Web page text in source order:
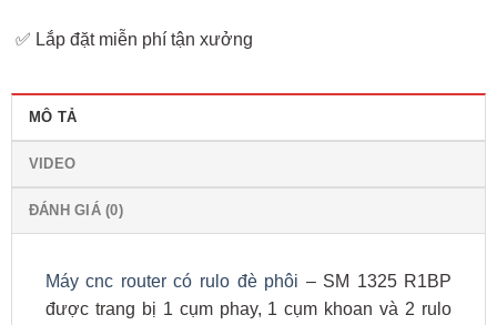
✅ Lắp đặt miễn phí tận xưởng
MÔ TẢ
VIDEO
ĐÁNH GIÁ (0)
Máy cnc router có rulo đè phôi – SM 1325 R1BP
được trang bị 1 cụm phay, 1 cụm khoan và 2 rulo